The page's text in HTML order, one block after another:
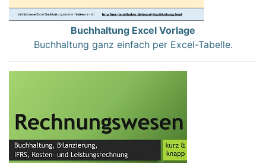
Buchhaltung Excel Vorlage
Buchhaltung ganz einfach per Excel-Tabelle.